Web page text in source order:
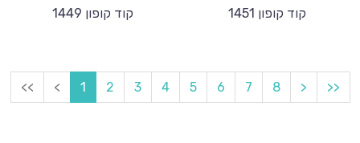
קוד קופון 1451 קוד קופון 1449
<< < 1 2 3 4 5 6 7 8 > >>